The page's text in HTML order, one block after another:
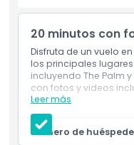
Jumeirah y Burj Al
única de experimentar
un recuerdo que no
Aspectos Destacados
20 minutos con
Disfruta de un vuelo
los principales
incluyendo The Palm y
con fotos y videos
alturas.
Leer más
Incluye
Vuelo
Incluye vuelo en
Número de